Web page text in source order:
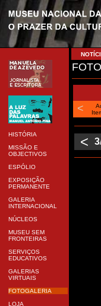
HISTÓRIA
MISSÃO E
OBJECTIVOS
ESPÓLIO
EXPOSIÇÃO
PERMANENTE
GALERIA
INTERNACIONAL
NÚCLEOS
MUSEU SEM
FRONTEIRAS
SERVIÇOS
EDUCATIVOS
GALERIAS
VIRTUAIS
FOTOGALERIA
LOJA
<
< 3